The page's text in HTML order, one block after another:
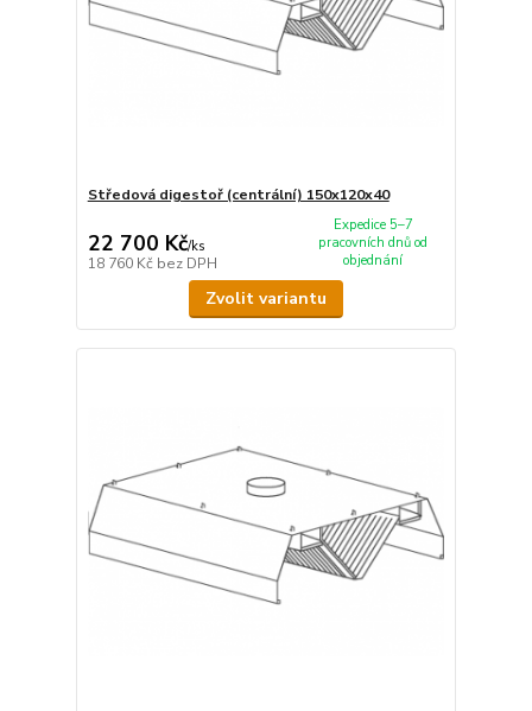
Středová digestoř (centrální) 150x120x40
22 700 Kč/ks
18 760 Kč bez DPH
Expedice 5–7
pracovních dnů od
objednání
Zvolit variantu